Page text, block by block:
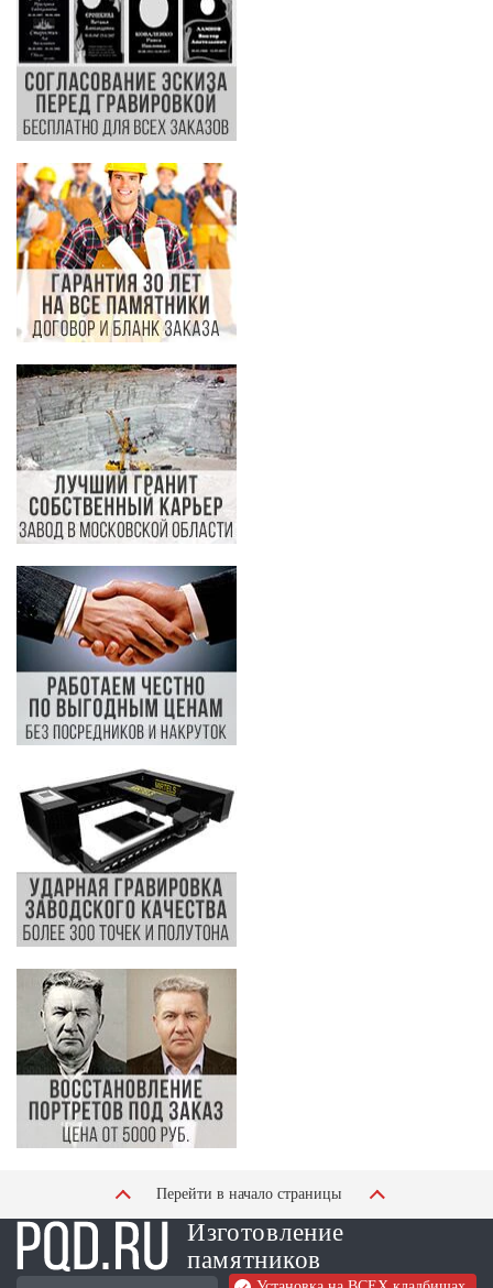
Перейти в начало страницы
Изготовление
памятников